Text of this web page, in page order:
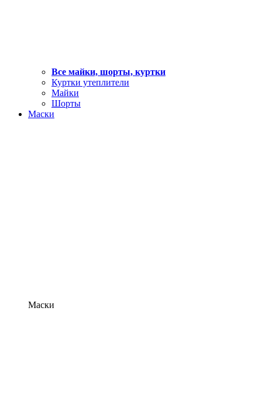
Все майки, шорты, куртки
Куртки утеплители
Майки
Шорты
Маски
Маски